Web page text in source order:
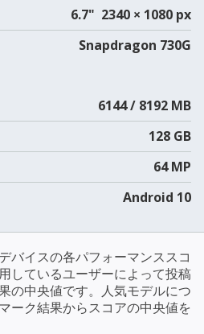
6.7" 2340 × 1080 px
Snapdragon 730G
6144 / 8192 MB
128 GB
64 MP
Android 10
バイスの各パフォーマンススコ
しているユーザーによって投稿
の中央値です。人気モデルにつ
ーク結果からスコアの中央値を